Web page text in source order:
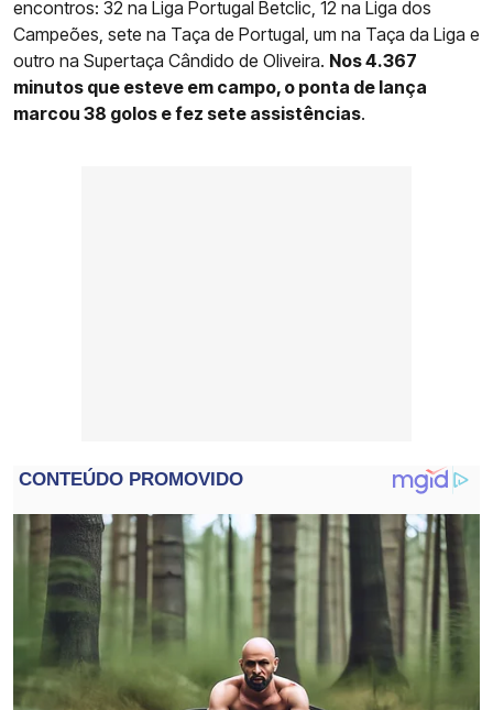
encontros: 32 na Liga Portugal Betclic, 12 na Liga dos
Campeões, sete na Taça de Portugal, um na Taça da Liga e
outro na Supertaça Cândido de Oliveira. Nos 4.367
minutos que esteve em campo, o ponta de lança
marcou 38 golos e fez sete assistências.